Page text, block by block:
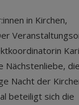
in Kirchen,
Nächstenliebe, die
Nacht der
beteiligt sich die